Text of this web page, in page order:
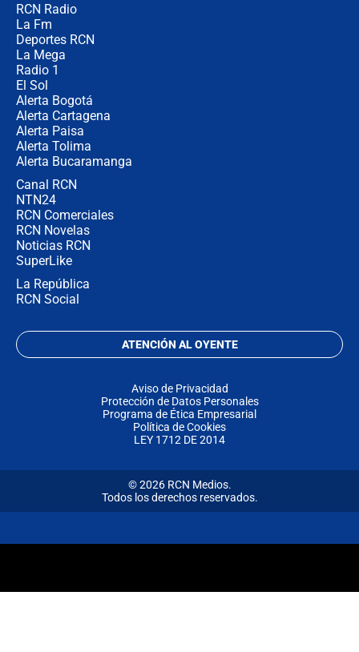
RCN Radio
La Fm
Deportes RCN
La Mega
Radio 1
El Sol
Alerta Bogotá
Alerta Cartagena
Alerta Paisa
Alerta Tolima
Alerta Bucaramanga
Canal RCN
NTN24
RCN Comerciales
RCN Novelas
Noticias RCN
SuperLike
La República
RCN Social
ATENCIÓN AL OYENTE
Aviso de Privacidad
Protección de Datos Personales
Programa de Ética Empresarial
Política de Cookies
LEY 1712 DE 2014
© 2026 RCN Medios.
Todos los derechos reservados.